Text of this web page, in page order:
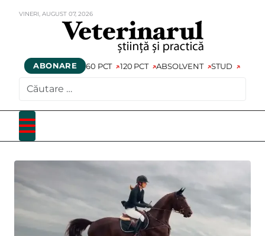
VINERI, AUGUST 07,2026
ABONARE 60 PCT 120 PCT ABSOLVENT STUD